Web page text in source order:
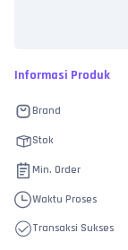
Informasi Produk
Brand
Stok
Min. Order
Waktu Proses
Transaksi Sukses